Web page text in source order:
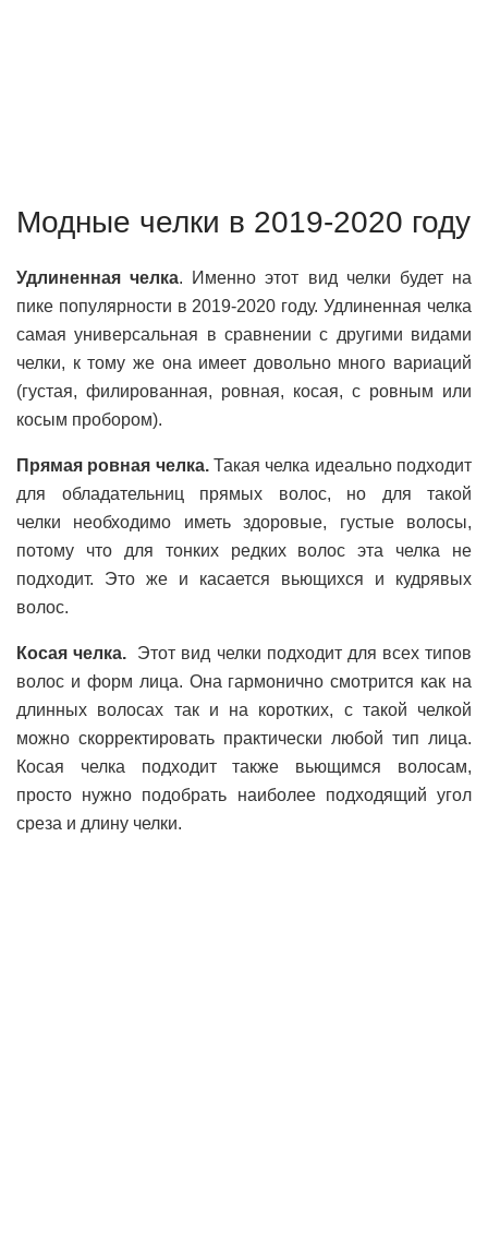
Модные челки в 2019-2020 году
Удлиненная челка. Именно этот вид челки будет на
пике популярности в 2019-2020 году. Удлиненная челка
самая универсальная в сравнении с другими видами
челки, к тому же она имеет довольно много вариаций
(густая, филированная, ровная, косая, с ровным или
косым пробором).
Прямая ровная челка.Такая челка идеально подходит
для обладательниц прямых волос, но для такой
челки необходимо иметь здоровые, густые волосы,
потому что для тонких редких волос эта челка не
подходит. Это же и касается вьющихся и кудрявых
волос.
Косая челка.
Этот вид челки подходит для всех типов
волос и форм лица. Она гармонично смотрится как на
длинных волосах так и на коротких, с такой челкой
можно скорректировать практически любой тип лица.
Косая челка подходит также вьющимся волосам,
просто нужно подобрать наиболее подходящий угол
среза и длину челки.